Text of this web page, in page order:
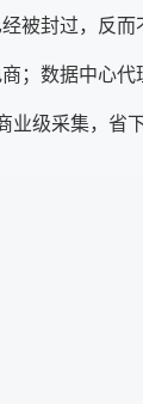
被封过，反
；数据中心
级采集，省